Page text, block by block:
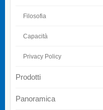
Filosofia
Capacità
Privacy Policy
Prodotti
Panoramica